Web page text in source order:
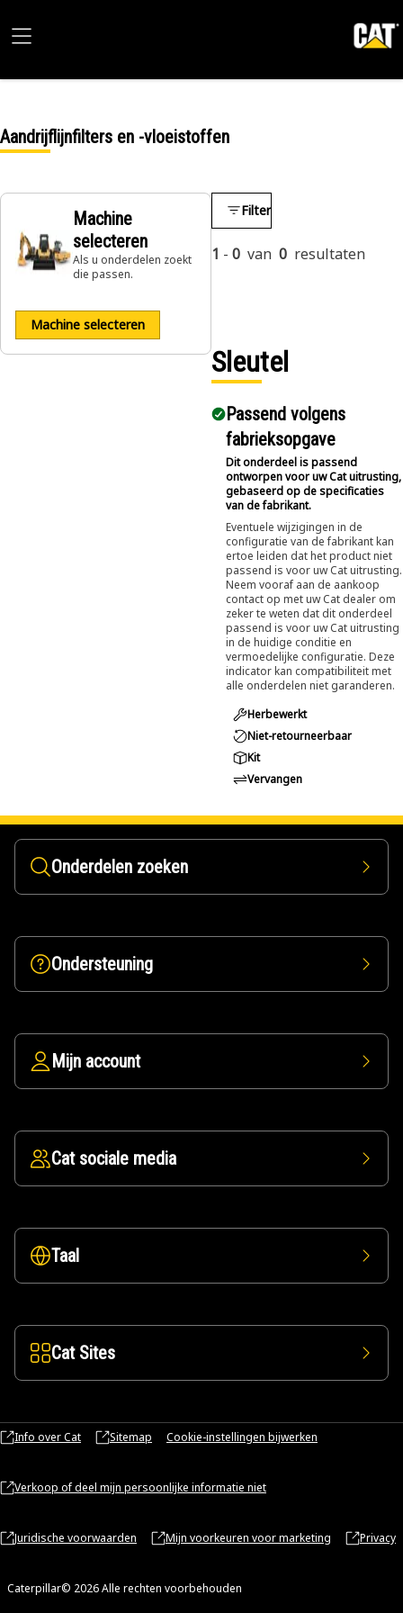
Aandrijflijnfilters en -vloeistoffen
Machine
selecteren
Als u onderdelen zoekt
die passen.
Machine selecteren
Filter
1 - 0 van 0 resultaten
Sleutel
Passend volgens
fabrieksopgave
Dit onderdeel is passend
ontworpen voor uw Cat uitrusting,
gebaseerd op de specificaties
van de fabrikant.
Eventuele wijzigingen in de
configuratie van de fabrikant kan
ertoe leiden dat het product niet
passend is voor uw Cat uitrusting.
Neem vooraf aan de aankoop
contact op met uw Cat dealer om
zeker te weten dat dit onderdeel
passend is voor uw Cat uitrusting
in de huidige conditie en
vermoedelijke configuratie. Deze
indicator kan compatibiliteit met
alle onderdelen niet garanderen.
Herbewerkt
Niet-retourneerbaar
Kit
Vervangen
Onderdelen zoeken
Ondersteuning
Mijn account
Cat sociale media
Taal
Cat Sites
Info over Cat Sitemap Cookie-instellingen bijwerken
Verkoop of deel mijn persoonlijke informatie niet
Juridische voorwaarden Mijn voorkeuren voor marketing Privacy
Caterpillar© 2026 Alle rechten voorbehouden